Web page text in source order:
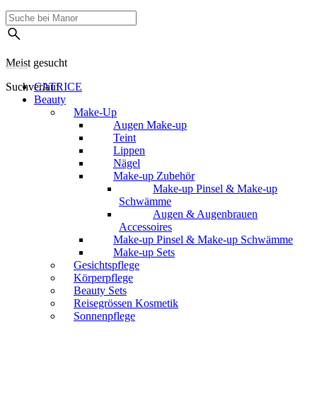
Meist gesucht
Suchverlauf
CATRICE
Beauty
Make-Up
Augen Make-up
Teint
Lippen
Nägel
Make-up Zubehör
Make-up Pinsel & Make-up
Schwämme
Augen & Augenbrauen
Accessoires
Make-up Pinsel & Make-up Schwämme
Make-up Sets
Gesichtspflege
Körperpflege
Beauty Sets
Reisegrössen Kosmetik
Sonnenpflege